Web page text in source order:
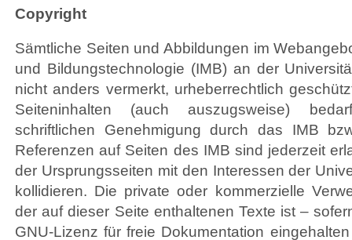
Copyright
Sämtliche Seiten und Abbildungen im
und Bildungstechnologie (IMB) an der
nicht anders vermerkt, urheberrechtlich
Seiteninhalten (auch auszugsweise)
schriftlichen Genehmigung durch das IMB
Referenzen auf Seiten des IMB sind jederzeit
der Ursprungsseiten mit den Interessen der
kollidieren. Die private oder kommerzielle
der auf dieser Seite enthaltenen Texte ist –
GNU-Lizenz für freie Dokumentation